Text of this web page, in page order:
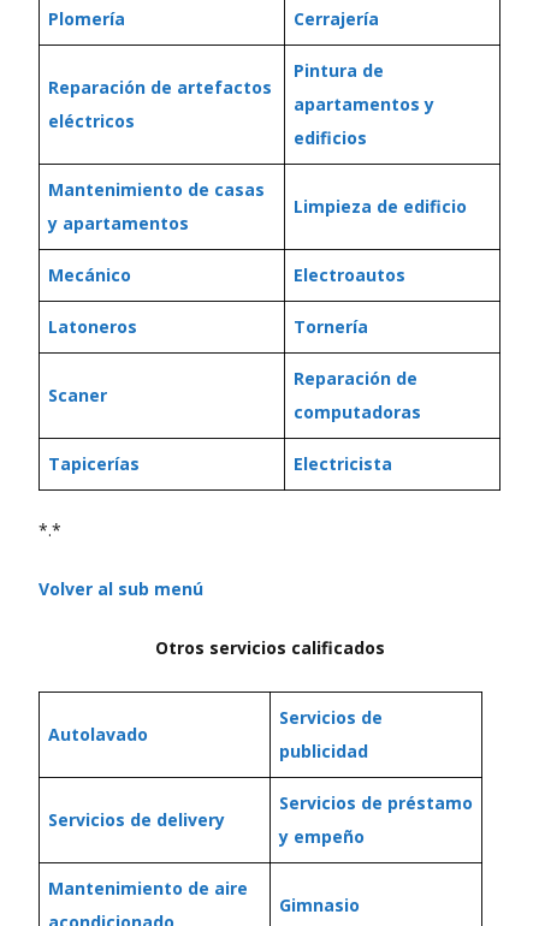
Plomería Cerrajería
Reparación de artefactos
eléctricos
Pintura de
apartamentos y
edificios
Mantenimiento de casas
y apartamentos
Limpieza de edificio
Mecánico Electroautos
Latoneros Tornería
Scaner
Reparación de
computadoras
Tapicerías Electricista
*.*
Volver al sub menú
Otros servicios calificados
Autolavado
Servicios de
publicidad
Servicios de delivery
Servicios de préstamo
y empeño
Mantenimiento de aire
Gimnasio